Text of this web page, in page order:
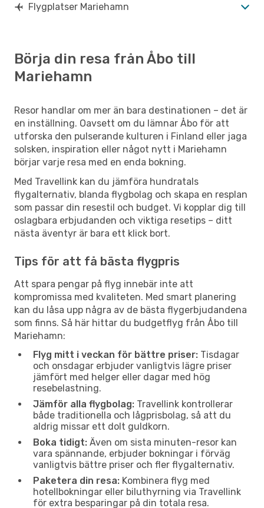
Flygplatser Mariehamn
Börja din resa från Åbo till
Mariehamn
Resor handlar om mer än bara destinationen – det är
en inställning. Oavsett om du lämnar Åbo för att
utforska den pulserande kulturen i Finland eller jaga
solsken, inspiration eller något nytt i Mariehamn
börjar varje resa med en enda bokning.
Med Travellink kan du jämföra hundratals
flygalternativ, blanda flygbolag och skapa en resplan
som passar din resestil och budget. Vi kopplar dig till
oslagbara erbjudanden och viktiga resetips – ditt
nästa äventyr är bara ett klick bort.
Tips för att få bästa flygpris
Att spara pengar på flyg innebär inte att
kompromissa med kvaliteten. Med smart planering
kan du låsa upp några av de bästa flygerbjudandena
som finns. Så här hittar du budgetflyg från Åbo till
Mariehamn:
Flyg mitt i veckan för bättre priser: Tisdagar
och onsdagar erbjuder vanligtvis lägre priser
jämfört med helger eller dagar med hög
resebelastning.
Jämför alla flygbolag: Travellink kontrollerar
både traditionella och lågprisbolag, så att du
aldrig missar ett dolt guldkorn.
Boka tidigt: Även om sista minuten-resor kan
vara spännande, erbjuder bokningar i förväg
vanligtvis bättre priser och fler flygalternativ.
Paketera din resa: Kombinera flyg med
hotellbokningar eller biluthyrning via Travellink
för extra besparingar på din totala resa.